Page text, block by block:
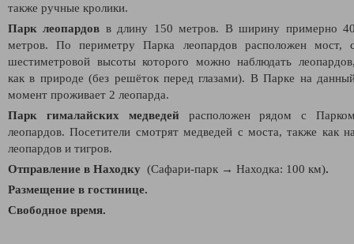
также ручные кролики.
Парк леопардов в длину 150 метров. В ширину примерно
метров. По периметру Парка леопардов расположен мост,
шестиметровой высоты которого можно наблюдать
как в природе (без решёток перед глазами). В Парке на
момент проживает 2 леопарда.
Парк гималайских медведей расположен рядом с
леопардов. Посетители смотрят медведей с моста, также как
леопардов и тигров.
Отправление в Находку (Сафари-парк → Находка: 100 км).
Размещение в гостинице.
Свободное время.